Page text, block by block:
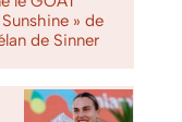
» de
de Sinner